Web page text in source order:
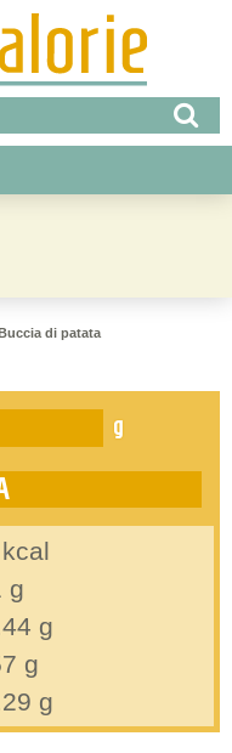
di patata
g
kcal
g
g
g
g